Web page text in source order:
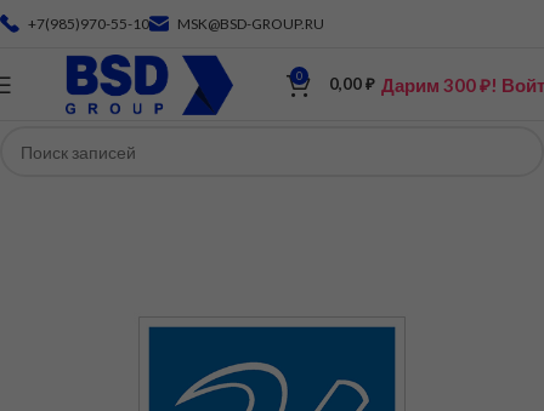
+7(985)970-55-10 MSK@BSD-GROUP.RU
0 0,00₽ Дарим 300 ₽!